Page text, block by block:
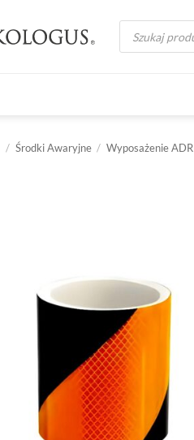
Wyszukiwarka
produktów
/ Środki Awaryjne / Wyposażenie ADR